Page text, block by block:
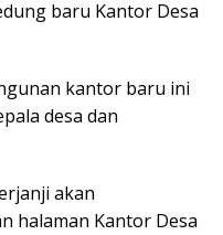
baru Kantor Desa
kantor baru ini
desa dan
akan
halaman Kantor Desa